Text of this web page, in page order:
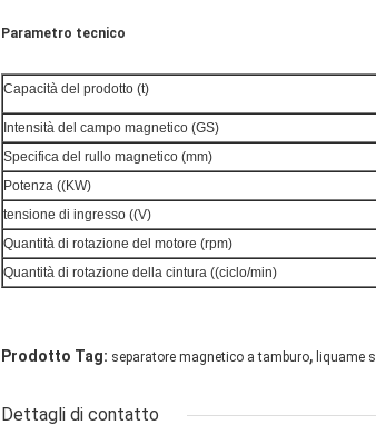
Parametro tecnico
Capacità del prodotto (t)
Intensità del campo magnetico (GS)
Specifica del rullo magnetico (mm)
Potenza ((KW)
tensione di ingresso ((V)
Quantità di rotazione del motore (rpm)
Quantità di rotazione della cintura ((ciclo/min)
Prodotto Tag: separatore magnetico a tamburo, liquame
Dettagli di contatto